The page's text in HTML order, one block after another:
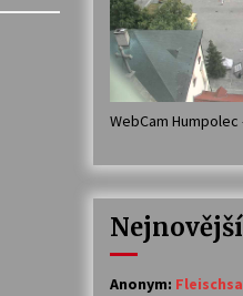
23.
14.
30. 6.
WebCam Humpolec
Anonym: